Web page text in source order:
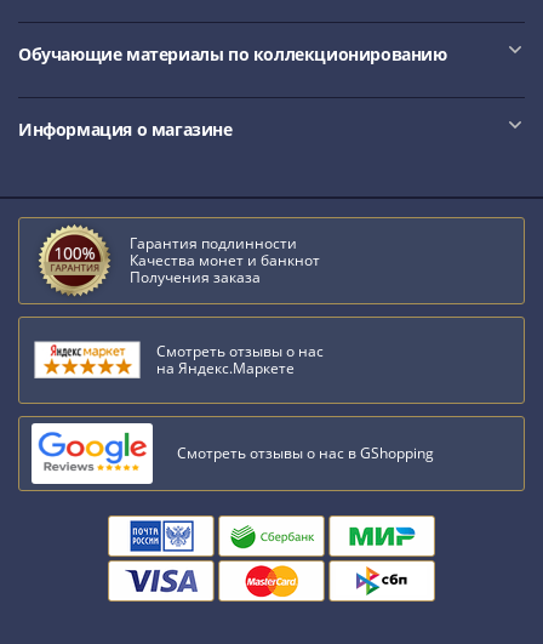
Обучающие материалы по коллекционированию
Информация о магазине
Гарантия подлинности
Качества монет и банкнот
Получения заказа
Смотреть отзывы о нас
на Яндекс.Маркете
Смотреть отзывы о нас в GShopping